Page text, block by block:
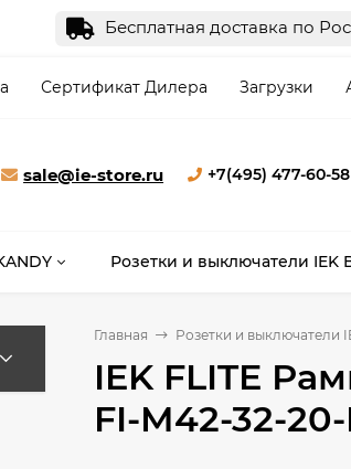
Бесплатная доставка по
Сертификат Дилера Загрузки
sale@ie-store.ru +7(495) 477-60-58
Розетки и выключатели IEK
Главная Розетки и выключатели
IEK FLITE
FI-M42-32-